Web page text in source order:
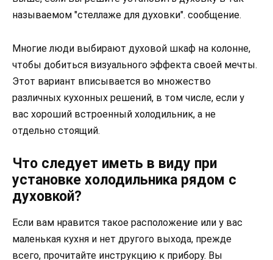
называемом "стеллаже для духовки". сообщение.
Многие люди выбирают духовой шкаф на колонне,
чтобы добиться визуального эффекта своей мечты.
Этот вариант вписывается во множество
различных кухонных решений, в том числе, если у
вас хороший встроенный холодильник, а не
отдельно стоящий.
Что следует иметь в виду при
установке холодильника рядом с
духовкой?
Если вам нравится такое расположение или у вас
маленькая кухня и нет другого выхода, прежде
всего, прочитайте инструкцию к прибору. Вы